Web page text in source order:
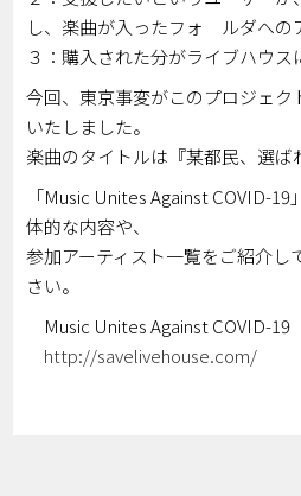
し、楽曲が入ったフォ ルダへの
３：購入された分がライブハウス
今回、東京事変がこのプロジェ
いたしました。
楽曲のタイトルは『某都民、選ば
「Music Unites Against COVID-
体的な内容や、
参加アーティスト一覧をご紹介し
さい。
Music Unites Against COVID-19
http://savelivehouse.com/